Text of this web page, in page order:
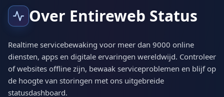
Over Entireweb Status
Realtime servicebewaking voor meer dan 9000 online
diensten, apps en digitale ervaringen wereldwijd. Controleer
of websites offline zijn, bewaak serviceproblemen en blijf op
de hoogte van storingen met ons uitgebreide
statusdashboard.